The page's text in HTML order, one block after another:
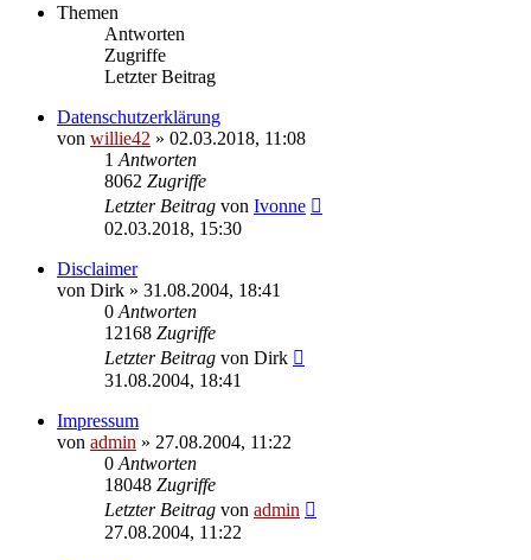
Themen
Antworten
Zugriffe
Letzter Beitrag
Datenschutzerklärung
von willie42 » 02.03.2018, 11:08
1 Antworten
8062 Zugriffe
Letzter Beitrag von Ivonne
02.03.2018, 15:30
Disclaimer
von Dirk » 31.08.2004, 18:41
0 Antworten
12168 Zugriffe
Letzter Beitrag von Dirk
31.08.2004, 18:41
Impressum
von admin » 27.08.2004, 11:22
0 Antworten
18048 Zugriffe
Letzter Beitrag von admin
27.08.2004, 11:22